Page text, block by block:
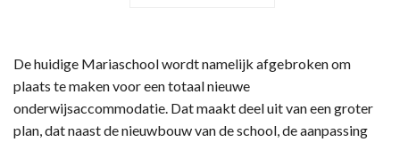
De huidige Mariaschool wordt namelijk afgebroken om
plaats te maken voor een totaal nieuwe
onderwijsaccommodatie. Dat maakt deel uit van een groter
plan, dat naast de nieuwbouw van de school, de aanpassing